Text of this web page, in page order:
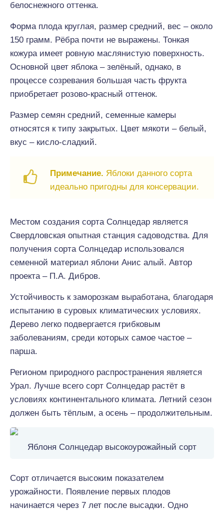
белоснежного оттенка.
Форма плода круглая, размер средний, вес – около
150 грамм. Рёбра почти не выражены. Тонкая
кожура имеет ровную маслянистую поверхность.
Основной цвет яблока – зелёный, однако, в
процессе созревания большая часть фрукта
приобретает розово-красный оттенок.
Размер семян средний, семенные камеры
относятся к типу закрытых. Цвет мякоти – белый,
вкус – кисло-сладкий.
Примечание. Яблоки данного сорта
идеально пригодны для консервации.
Местом создания сорта Солнцедар является
Свердловская опытная станция садоводства. Для
получения сорта Солнцедар использовался
семенной материал яблони Анис алый. Автор
проекта – П.А. Дибров.
Устойчивость к заморозкам выработана, благодаря
испытанию в суровых климатических условиях.
Дерево легко подвергается грибковым
заболеваниям, среди которых самое частое –
парша.
Регионом природного распространения является
Урал. Лучше всего сорт Солнцедар растёт в
условиях континентального климата. Летний сезон
должен быть тёплым, а осень – продолжительным.
Яблоня Солнцедар высокоурожайный сорт
Сорт отличается высоким показателем
урожайности. Появление первых плодов
начинается через 7 лет после высадки. Одно